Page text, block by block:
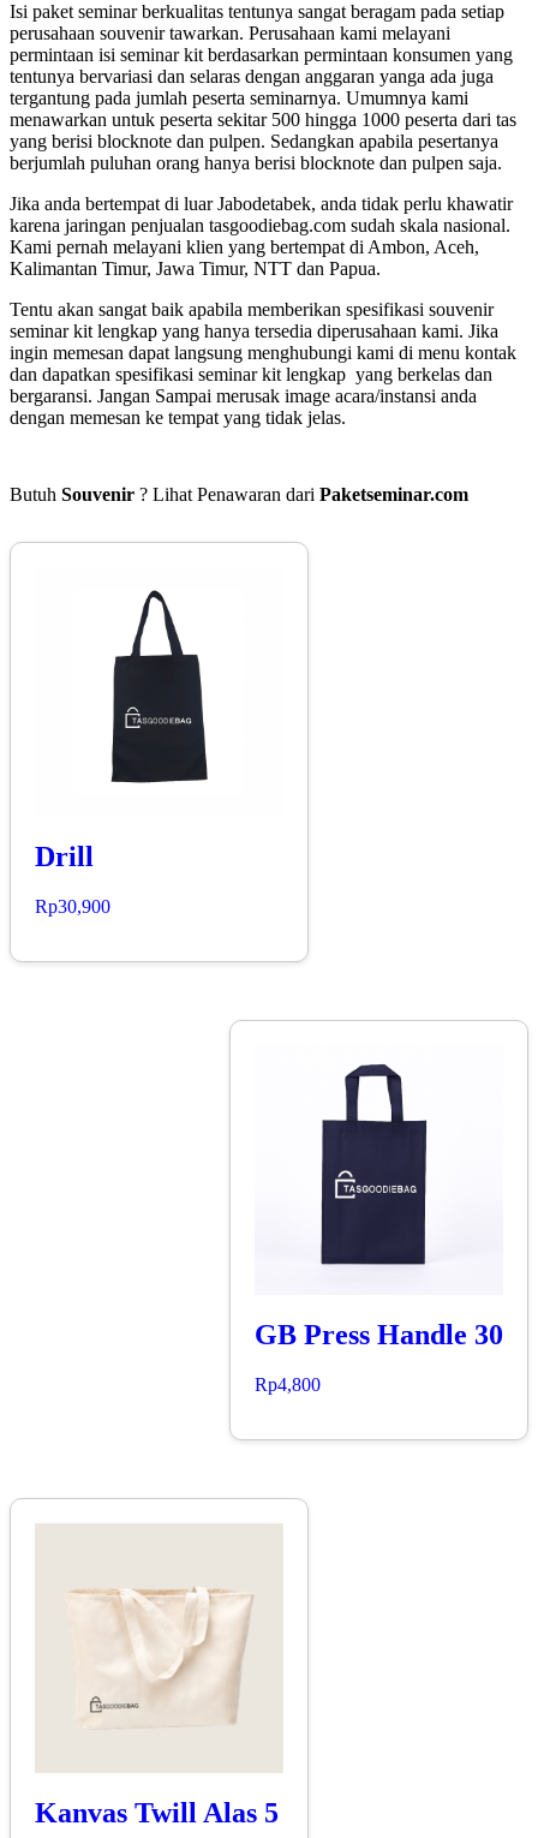
Isi paket seminar berkualitas tentunya sangat beragam pada setiap
perusahaan souvenir tawarkan. Perusahaan kami melayani
permintaan isi seminar kit berdasarkan permintaan konsumen yang
tentunya bervariasi dan selaras dengan anggaran yanga ada juga
tergantung pada jumlah peserta seminarnya. Umumnya kami
menawarkan untuk peserta sekitar 500 hingga 1000 peserta dari tas
yang berisi blocknote dan pulpen. Sedangkan apabila pesertanya
berjumlah puluhan orang hanya berisi blocknote dan pulpen saja.
Jika anda bertempat di luar Jabodetabek, anda tidak perlu khawatir
karena jaringan penjualan tasgoodiebag.com sudah skala nasional.
Kami pernah melayani klien yang bertempat di Ambon, Aceh,
Kalimantan Timur, Jawa Timur, NTT dan Papua.
Tentu akan sangat baik apabila memberikan spesifikasi souvenir
seminar kit lengkap yang hanya tersedia diperusahaan kami. Jika
ingin memesan dapat langsung menghubungi kami di menu kontak
dan dapatkan spesifikasi seminar kit lengkap yang berkelas dan
bergaransi. Jangan Sampai merusak image acara/instansi anda
dengan memesan ke tempat yang tidak jelas.
Butuh Souvenir ? Lihat Penawaran dari Paketseminar.com
Drill
Rp30,900
GB Press Handle 30
Rp4,800
Kanvas Twill Alas 5